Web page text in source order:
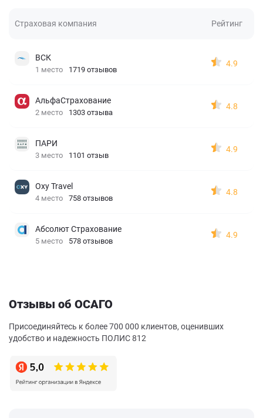
Страховая компания Рейтинг
ВСК
1 место 1719 отзывов
4.9
АльфаСтрахование
2 место 1303 отзыва
4.8
ПАРИ
3 место 1101 отзыв
4.9
Oxy Travel
4 место 758 отзывов
4.8
Абсолют Страхование
5 место 578 отзывов
4.9
Отзывы об ОСАГО
Присоединяйтесь к более 700 000 клиентов, оценивших
удобство и надежность ПОЛИС 812